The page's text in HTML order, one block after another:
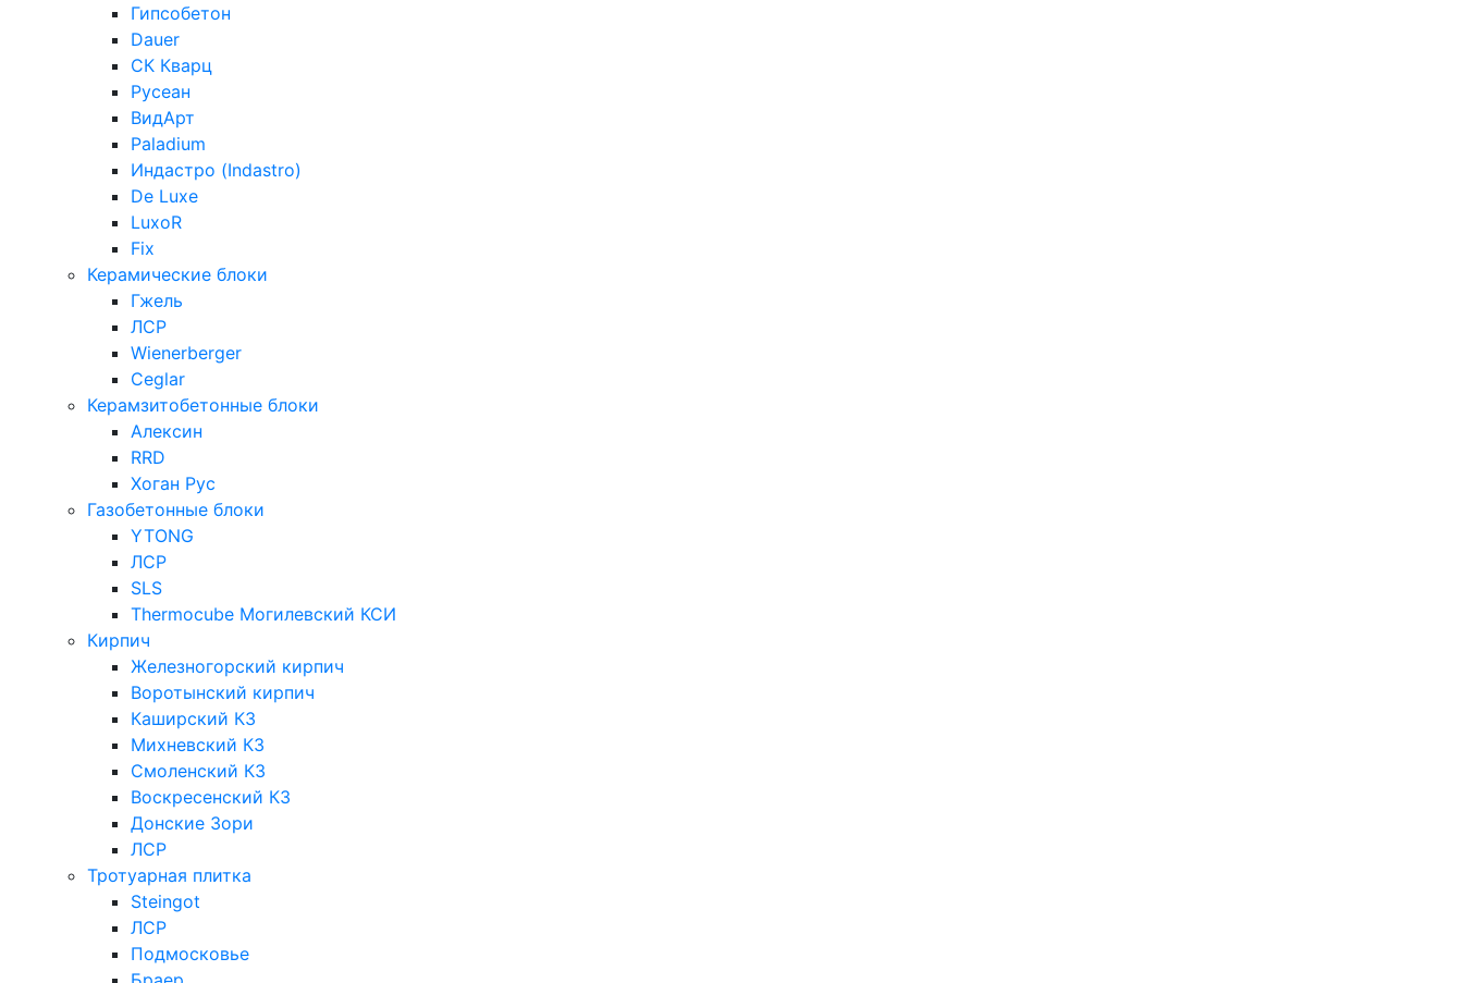
Гипсобетон
Dauer
СК Кварц
Русеан
ВидАрт
Paladium
Индастро (Indastro)
De Luxe
LuxoR
Fix
Керамические блоки
Гжель
ЛСР
Wienerberger
Ceglar
Керамзитобетонные блоки
Алексин
RRD
Хоган Рус
Газобетонные блоки
YTONG
ЛСР
SLS
Thermocube Могилевский КСИ
Кирпич
Железногорский кирпич
Воротынский кирпич
Каширский КЗ
Михневский КЗ
Смоленский КЗ
Воскресенский КЗ
Донские Зори
ЛСР
Тротуарная плитка
Steingot
ЛСР
Подмосковье